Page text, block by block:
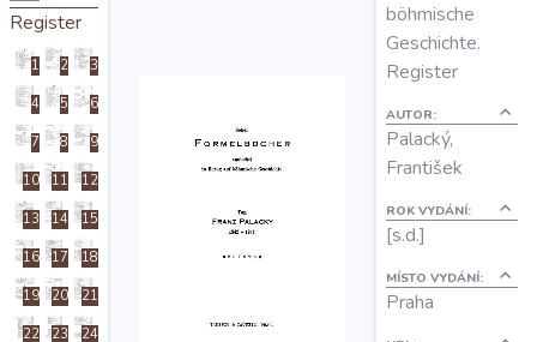
Mapy
O projektu
Autoři
Register
1 2 3
4 5 6
7 8 9
10 11 12
13 14 15
16 17 18
19 20 21
22 23 24
böhmische
Geschichte.
Register
AUTOR:
Palacký,
František
ROK VYDÁNÍ:
[s.d.]
MÍSTO VYDÁNÍ:
Praha